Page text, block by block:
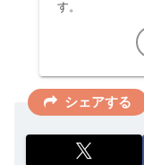
す。
シェアする